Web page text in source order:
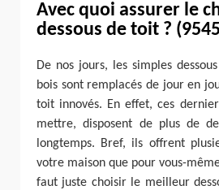
Avec quoi assurer le
dessous de toit ?
De nos jours, les simples
bois sont remplacés de jour en
toit innovés. En effet, ces
mettre, disposent de plus de
longtemps. Bref, ils offrent
votre maison que pour vous-
faut juste choisir le meilleur